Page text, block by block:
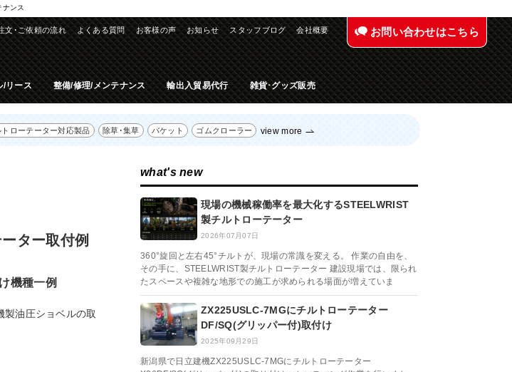
ンス
お知らせ スタッフブログ 会社概要 お問い合わせはこちら
文･ご依頼の流れ よくある質問 お客様の声
/リース 整備/修理/メンテナンス 輸出入貿易代行 雑貨･グッズ販売
トローテーター対応製品 除草･集草 バケット ゴムクローラー view more
ター取付例
機種一例
油圧ショベルの取
what's new
現場の機械稼働率を最大化するSTEELWRIST
製チルトローテーター
2026年07月07日
360°旋回と左右45°チルトが、現場の常識を変える。 作業の自由を、
その手に、STEELWRIST製チルトローテーター 建設現場では、限られ
たスペースや複雑な地形での施工が求められる場面が増えていま
ZX225USLC-7MGにチルトローテーター
DF/SQ(グリッパー付)取付け
2025年09月29日
新潟県で日立建機ZX225USLC-7MGにチルトローテーター